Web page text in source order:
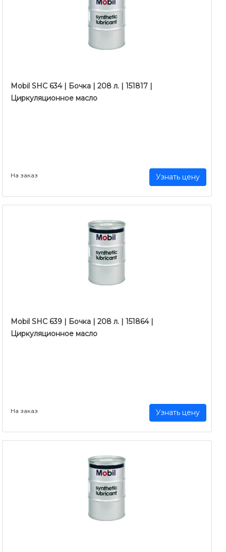
Mobil SHC 634 | Бочка | 208 л. | 151817 |
Циркуляционное масло
На заказ Узнать цену
Mobil SHC 639 | Бочка | 208 л. | 151864 |
Циркуляционное масло
На заказ Узнать цену